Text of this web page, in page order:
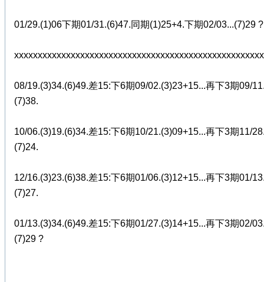
01/29.(1)06下期01/31.(6)47.同期(1)25+4.下期02/03...(7)29 ?
08/19.(3)34.(6)49.差15:下6期09/02.(3)23+15...再下3期09/
(7)38.
10/06.(3)19.(6)34.差15:下6期10/21.(3)09+15...再下3期11/
(7)24.
12/16.(3)23.(6)38.差15:下6期01/06.(3)12+15...再下3期01/
(7)27.
01/13.(3)34.(6)49.差15:下6期01/27.(3)14+15...再下3期02/
(7)29 ?